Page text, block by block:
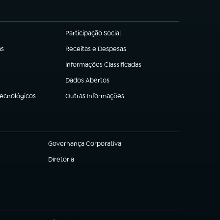
Participação Social
(abre em nova aba)
Receitas e Despesas
(abre em nova aba)
Informações Classificadas
(abre em nova aba)
Dados Abertos
(abre em nova aba)
Outras Informações
(abre em nova aba)
Governança Corporativa
(abre em nova aba)
Diretoria
(abre em nova aba)